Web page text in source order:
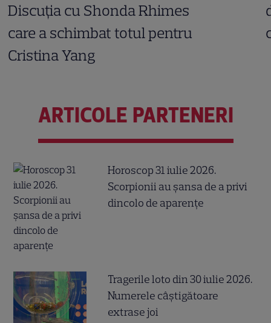
Discuția cu Shonda Rhimes
care a schimbat totul pentru
Cristina Yang
ARTICOLE PARTENERI
Horoscop 31 iulie 2026.
Scorpionii au șansa de a privi
dincolo de aparențe
Tragerile loto din 30 iulie 2026.
Numerele câştigătoare
extrase joi